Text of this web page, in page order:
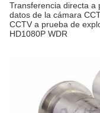
Transferencia directa a
datos de la cámara
CCTV a prueba de
HD1080P WDR